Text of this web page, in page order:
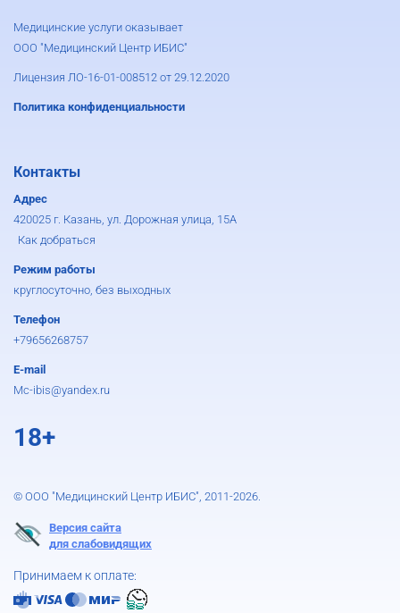
Медицинские услуги оказывает
ООО "Медицинский Центр ИБИС"
Лицензия ЛО-16-01-008512 от 29.12.2020
Политика конфиденциальности
Контакты
Адрес
420025 г. Казань, ул. Дорожная улица, 15А
Как добраться
Режим работы
круглосуточно, без выходных
Телефон
+79656268757
E-mail
Mc-ibis@yandex.ru
18+
© ООО "Медицинский Центр ИБИС", 2011-2026.
Версия сайта
для слабовидящих
Принимаем к оплате: